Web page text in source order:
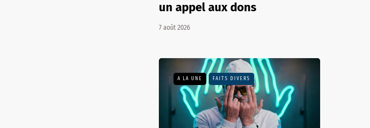
un appel aux dons
7 août 2026
A LA UNE FAITS DIVERS